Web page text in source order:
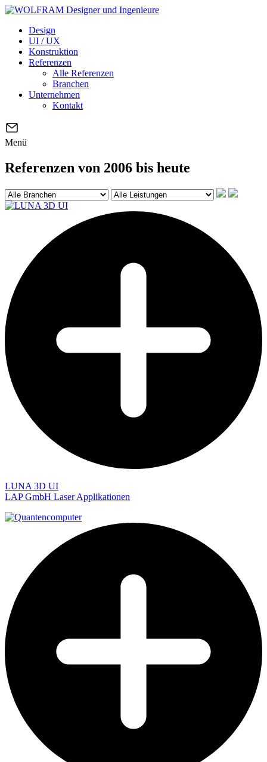
Design
UI / UX
Konstruktion
Referenzen
Alle Referenzen
Branchen
Unternehmen
Kontakt
Menü
Referenzen von 2006 bis heute
LUNA 3D UI
LAP GmbH Laser Applikationen